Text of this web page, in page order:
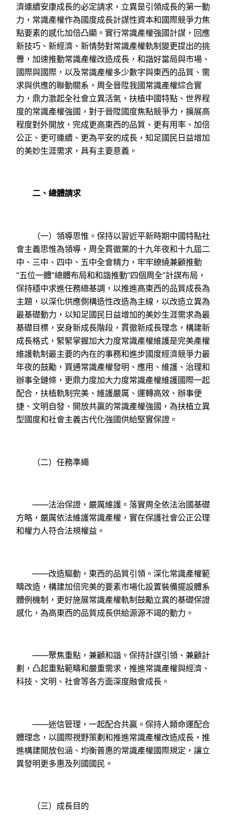
濟連續安康成長的必定請求，立異是引領成長的第一動
力，常識產權作為國度成長計謀性資本和國際競爭力焦
點要素的感化加倍凸顯。實行常識產權強國計謀，回應
新技巧、新經濟、新情勢對常識產權軌制變更提出的挑
釁，加速推動常識產權改造成長，和諧好當局與市場、
國際與國際，以及常識產權多少數字與東西的品質、需
求與供應的聯動關系，周全晉陞我國常識產權綜合實
力，鼎力激起全社會立異活氣，扶植中國特點、世界程
度的常識產權強國，對于晉陞國度焦點競爭力，擴展高
程度對外開放，完成更高東西的品質、更有用率、加倍
公正、更可連續、更為平安的成長，知足國民日益增加
的美妙生涯需求，具有主要意義。
二、總體請求
（一）領導思惟。保持以習近平新時期中國特點社
會主義思惟為領導，周全貫徹黨的十九年夜和十九屆二
中、三中、四中、五中全會精力，牢牢繚繞兼顧推動
“五位一體”總體布局和和諧推動“四個周全”計謀布局，
保持穩中求進任務總基調，以推進高東西的品質成長為
主題，以深化供應側構造性改造為主線，以改造立異為
最基礎動力，以知足國民日益增加的美妙生涯需求為最
基礎目標，安身新成長階段，貫徹新成長理念，構建新
成長格式，緊緊掌握加大力度常識產權維護是完美產權
維護軌制最主要的內在的事務和進步國度經濟競爭力最
年夜的鼓勵，買通常識產權發明、應用、維護、治理和
辦事全鏈條，更鼎力度加大力度常識產權維護國際一起
配合，扶植軌制完美、維護嚴厲、運轉高效、辦事便
捷、文明自發、開放共贏的常識產權強國，為扶植立異
型國度和社會主義古代化強國供給堅實保證。
（二）任務準繩
——法治保證，嚴厲維護。落實周全依法治國基礎
方略，嚴厲依法維護常識產權，實在保護社會公正公理
和權力人符合法規權益。
——改造驅動，東西的品質引領。深化常識產權範
疇改造，構建加倍完美的要素市場化設置裝備擺設體系
體例機制，更好施展常識產權軌制鼓勵立異的基礎保證
感化，為高東西的品質成長供給源源不竭的動力。
——聚焦重點，兼顧和諧。保持計謀引領、兼顧計
劃，凸起重點範疇和嚴重需求，推進常識產權與經濟、
科技、文明、社會等各方面深度融會成長。
——迷信管理，一起配合共贏。保持人類命運配合
體理念，以國際視野策劃和推進常識產權改造成長，推
進構建開放包涵、均衡普惠的常識產權國際規定，讓立
異發明更多惠及列國國民。
（三）成長目的